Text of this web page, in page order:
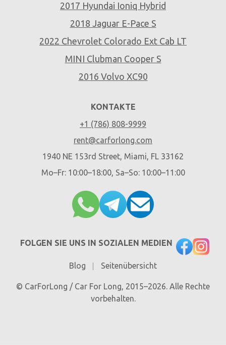
2017 Hyundai Ioniq Hybrid
2018 Jaguar E-Pace S
2022 Chevrolet Colorado Ext Cab LT
MINI Clubman Cooper S
2016 Volvo XC90
KONTAKTE
+1 (786) 808-9999
rent@carforlong.com
1940 NE 153rd Street, Miami, FL 33162
Mo–Fr: 10:00–18:00, Sa–So: 10:00–11:00
FOLGEN SIE UNS IN SOZIALEN MEDIEN
Blog Seitenübersicht
© CarForLong / Car For Long, 2015–2026. Alle Rechte
vorbehalten.